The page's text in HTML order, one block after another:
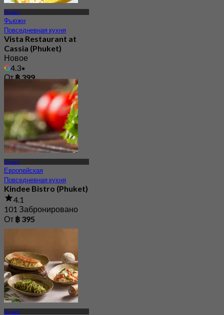
Пхукет
Фьюжн
Повседневная кухня
Vista Restaurant at
Cassia (Phuket)
Новое
4.3
От฿ 399
Пхукет
Европейская
Повседневная кухня
Kindee Bistro (Phuket)
4.1
101 Забронировано
От ฿ 395
Пхукет